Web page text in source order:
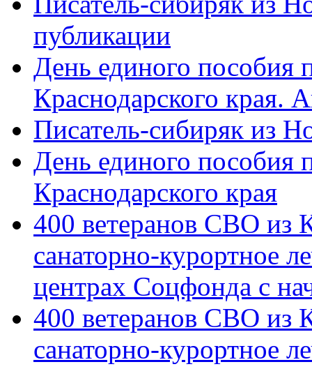
публикации
День единого пособия
Краснодарского края.
Писатель-сибиряк из
День единого пособия
Краснодарского края
400 ветеранов СВО из
санаторно-курортное
центрах Соцфонда с
400 ветеранов СВО из
санаторно-курортное